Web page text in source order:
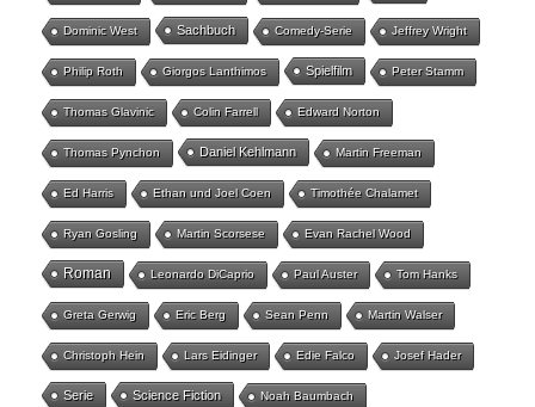
Dominic West Sachbuch Comedy-Serie Jeffrey Wright
Philip Roth Giorgos Lanthimos Spielfilm Peter Stamm
Thomas Glavinic Colin Farrell Edward Norton
Thomas Pynchon Daniel Kehlmann Martin Freeman
Ed Harris Ethan und Joel Coen Timothée Chalamet
Ryan Gosling Martin Scorsese Evan Rachel Wood
Roman Leonardo DiCaprio Paul Auster Tom Hanks
Greta Gerwig Eric Berg Sean Penn Martin Walser
Christoph Hein Lars Eidinger Edie Falco Josef Hader
Serie Science Fiction Noah Baumbach